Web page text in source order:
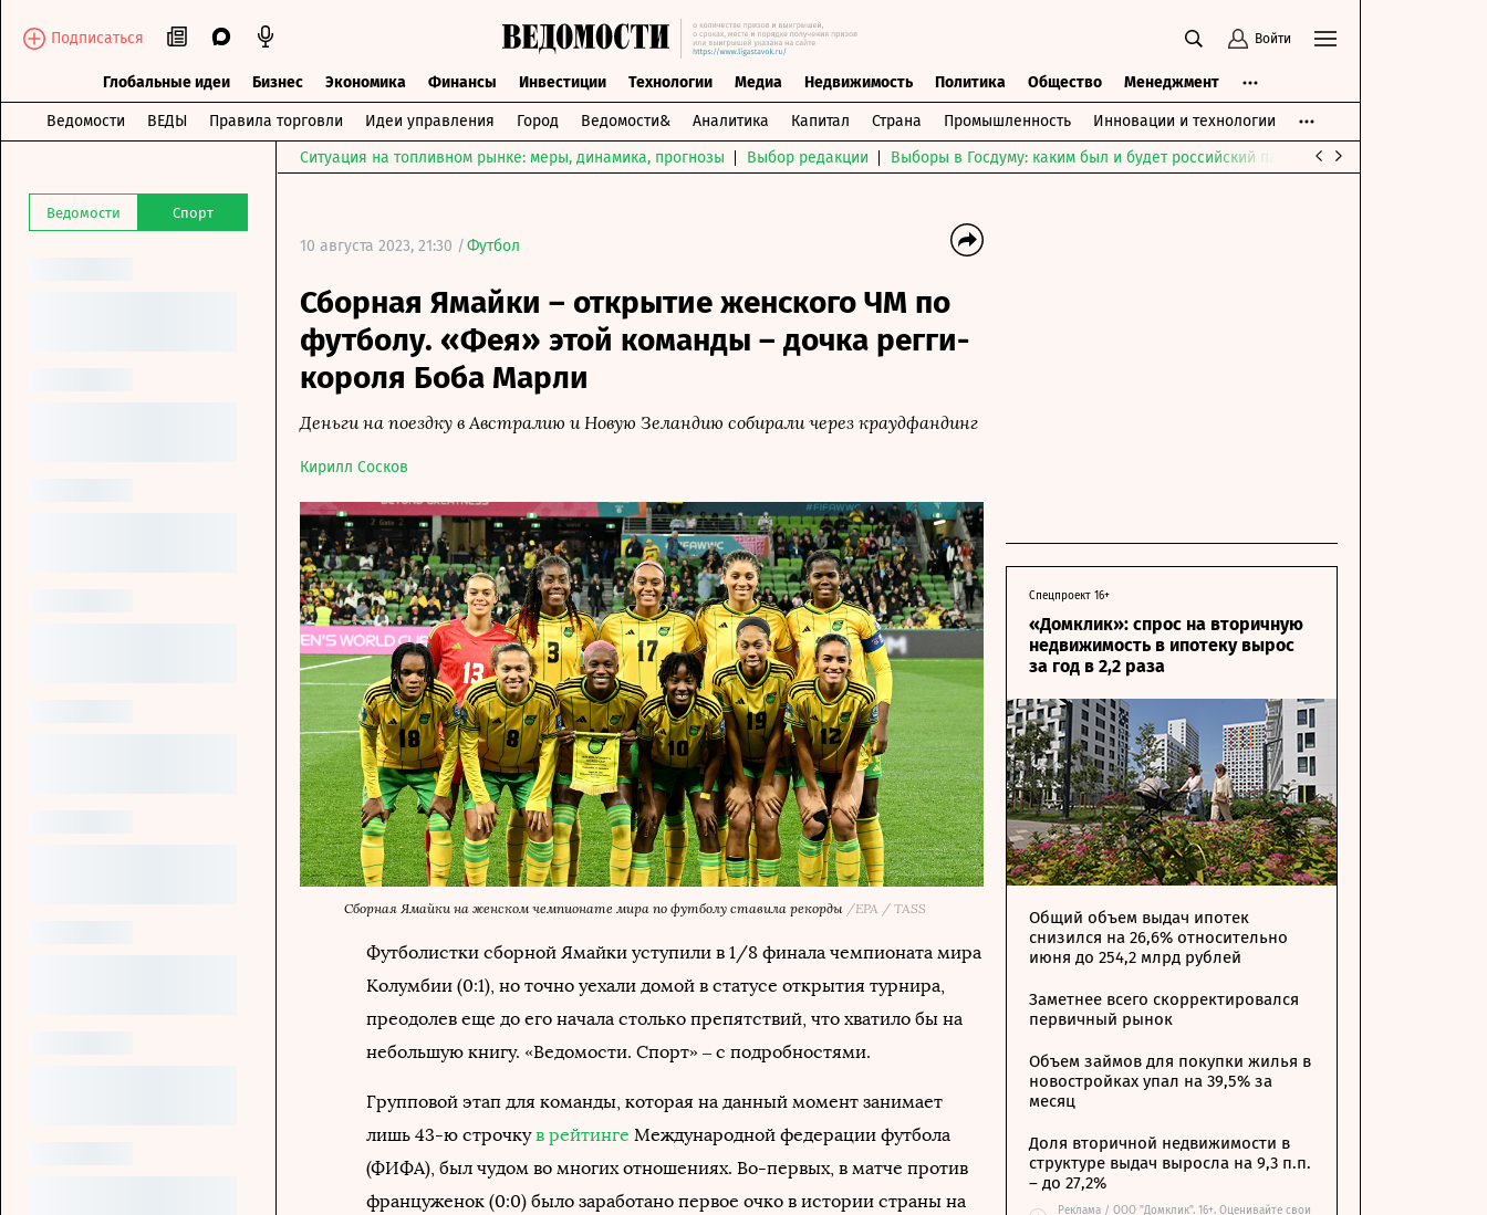
Подписаться Войти
Глобальные идеи Бизнес Экономика Финансы Инвестиции Технологии Медиа Недвижимость Политика Общество Менеджмент
Ведомости ВЕДЫ Правила торговли Идеи управления Город Ведомости& Аналитика Капитал Страна Промышленность Инновации и технологии
Ведомости Спорт
Ситуация на топливном рынке: меры, динамика, прогнозы Выбор редакции Выборы в Госдуму: каким был и будет российский парламент
10 августа 2023, 21:30 /Футбол
Сборная Ямайки – открытие женского ЧМ по
футболу. «Фея» этой команды – дочка регги-
короля Боба Марли
Деньги на поездку в Австралию и Новую Зеландию собирали через краудфандинг
Кирилл Сосков
Сборная Ямайки на женском чемпионате мира по футболу ставила рекорды /EPA / TASS
Футболистки сборной Ямайки уступили в 1/8 финала чемпионата мира
Колумбии (0:1), но точно уехали домой в статусе открытия турнира,
преодолев еще до его начала столько препятствий, что хватило бы на
небольшую книгу. «Ведомости. Спорт» – с подробностями.
Групповой этап для команды, которая на данный момент занимает
лишь 43-ю строчкув рейтинге Международной федерации футбола
(ФИФА), был чудом во многих отношениях. Во-первых, в матче против
француженок (0:0) было заработано первое очко в истории страны на
Спецпроект 16+
«Домклик»: спрос на вторичную
недвижимость в ипотеку вырос
за год в 2,2 раза
Общий объем выдач ипотек
снизился на 26,6% относительно
июня до 254,2 млрд рублей
Заметнее всего скорректировался
первичный рынок
Объем займов для покупки жилья в
новостройках упал на 39,5% за
месяц
Доля вторичной недвижимости в
структуре выдач выросла на 9,3 п.п.
– до 27,2%
Реклама / ООО "Домклик". 16+. Оценивайте свои